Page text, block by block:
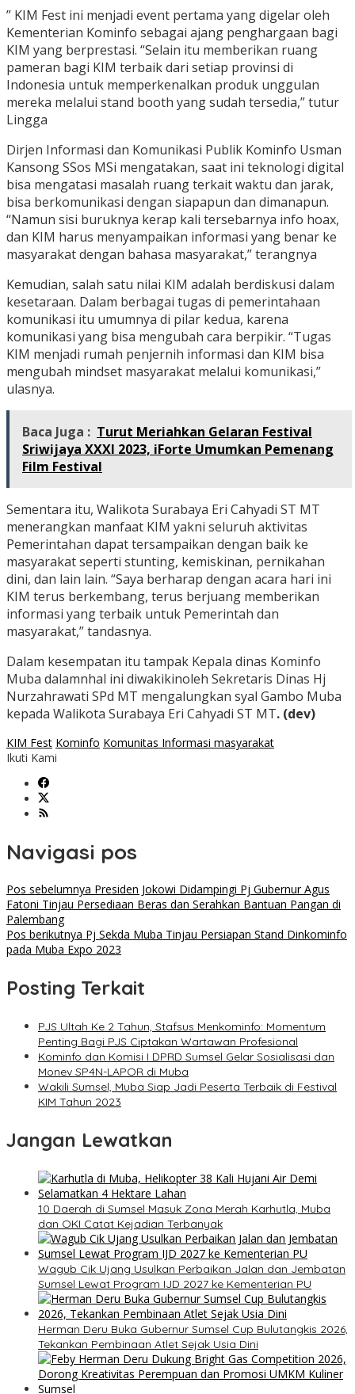
” KIM Fest ini menjadi event pertama yang digelar oleh
Kementerian Kominfo sebagai ajang penghargaan bagi
KIM yang berprestasi. “Selain itu memberikan ruang
pameran bagi KIM terbaik dari setiap provinsi di
Indonesia untuk memperkenalkan produk unggulan
mereka melalui stand booth yang sudah tersedia,” tutur
Lingga
Dirjen Informasi dan Komunikasi Publik Kominfo Usman
Kansong SSos MSi mengatakan, saat ini teknologi digital
bisa mengatasi masalah ruang terkait waktu dan jarak,
bisa berkomunikasi dengan siapapun dan dimanapun.
“Namun sisi buruknya kerap kali tersebarnya info hoax,
dan KIM harus menyampaikan informasi yang benar ke
masyarakat dengan bahasa masyarakat,” terangnya
Kemudian, salah satu nilai KIM adalah berdiskusi dalam
kesetaraan. Dalam berbagai tugas di pemerintahaan
komunikasi itu umumnya di pilar kedua, karena
komunikasi yang bisa mengubah cara berpikir. “Tugas
KIM menjadi rumah penjernih informasi dan KIM bisa
mengubah mindset masyarakat melalui komunikasi,”
ulasnya.
Baca Juga : Turut Meriahkan Gelaran Festival
Sriwijaya XXXI 2023, iForte Umumkan Pemenang
Film Festival
Sementara itu, Walikota Surabaya Eri Cahyadi ST MT
menerangkan manfaat KIM yakni seluruh aktivitas
Pemerintahan dapat tersampaikan dengan baik ke
masyarakat seperti stunting, kemiskinan, pernikahan
dini, dan lain lain. “Saya berharap dengan acara hari ini
KIM terus berkembang, terus berjuang memberikan
informasi yang terbaik untuk Pemerintah dan
masyarakat,” tandasnya.
Dalam kesempatan itu tampak Kepala dinas Kominfo
Muba dalamnhal ini diwakikinoleh Sekretaris Dinas Hj
Nurzahrawati SPd MT mengalungkan syal Gambo Muba
kepada Walikota Surabaya Eri Cahyadi ST MT. (dev)
KIM Fest Kominfo Komunitas Informasi masyarakat
Ikuti Kami
Navigasi pos
Pos sebelumnya Presiden Jokowi Didampingi Pj Gubernur Agus
Fatoni Tinjau Persediaan Beras dan Serahkan Bantuan Pangan di
Palembang
Pos berikutnya Pj Sekda Muba Tinjau Persiapan Stand Dinkominfo
pada Muba Expo 2023
Posting Terkait
PJS Ultah Ke 2 Tahun, Stafsus Menkominfo: Momentum
Penting Bagi PJS Ciptakan Wartawan Profesional
Kominfo dan Komisi I DPRD Sumsel Gelar Sosialisasi dan
Monev SP4N-LAPOR di Muba
Wakili Sumsel, Muba Siap Jadi Peserta Terbaik di Festival
KIM Tahun 2023
Jangan Lewatkan
10 Daerah di Sumsel Masuk Zona Merah Karhutla, Muba
dan OKI Catat Kejadian Terbanyak
Wagub Cik Ujang Usulkan Perbaikan Jalan dan Jembatan
Sumsel Lewat Program IJD 2027 ke Kementerian PU
Herman Deru Buka Gubernur Sumsel Cup Bulutangkis 2026,
Tekankan Pembinaan Atlet Sejak Usia Dini